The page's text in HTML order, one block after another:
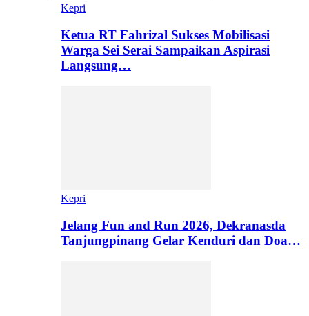
Kepri
Ketua RT Fahrizal Sukses Mobilisasi
Warga Sei Serai Sampaikan Aspirasi
Langsung…
Kepri
Jelang Fun and Run 2026, Dekranasda
Tanjungpinang Gelar Kenduri dan Doa…